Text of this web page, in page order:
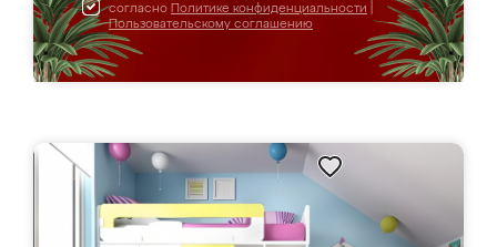
согласно Политике конфиденциальности
Пользовательскому соглашению